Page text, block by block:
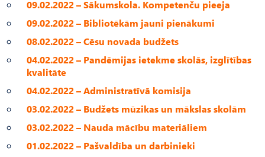
09.02.2022 – Sākumskola. Kompetenču pieeja
09.02.2022 – Bibliotēkām jauni pienākumi
08.02.2022 – Cēsu novada budžets
04.02.2022 – Pandēmijas ietekme skolās, izglītības
kvalitāte
04.02.2022 – Administratīvā komisija
03.02.2022 – Budžets mūzikas un mākslas skolām
03.02.2022 – Nauda mācību materiāliem
01.02.2022 – Pašvaldība un darbinieki